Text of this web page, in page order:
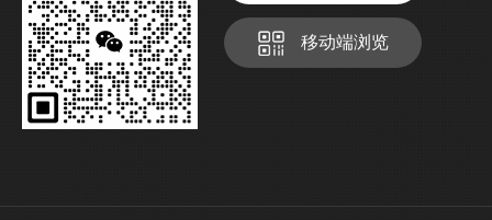
移动端浏览